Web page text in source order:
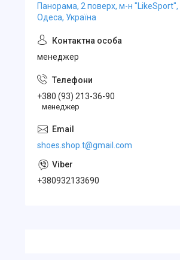
Панорама, 2 поверх, м-н "LikeSport",
Одеса, Україна
менеджер
+380 (93) 213-36-90
менеджер
shoes.shop.t@gmail.com
+380932133690